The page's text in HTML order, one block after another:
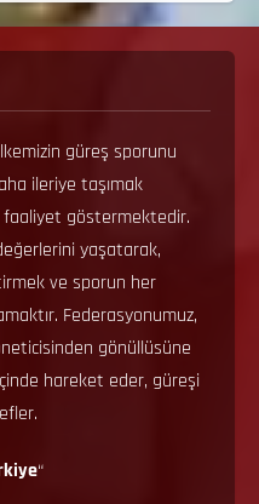
güreş sporunu
ileriye taşımak
faaliyet göstermektedir.
yaşatarak,
ve sporun her
Federasyonumuz,
gönüllüsüne
hareket eder, güreşi
“